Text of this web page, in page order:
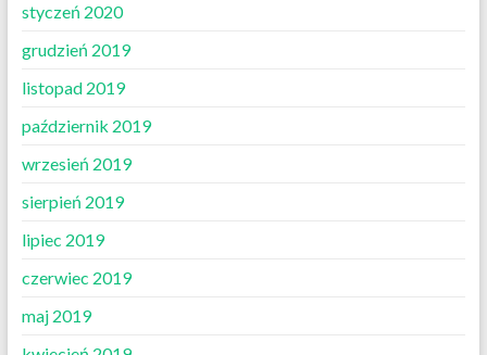
styczeń 2020
grudzień 2019
listopad 2019
październik 2019
wrzesień 2019
sierpień 2019
lipiec 2019
czerwiec 2019
maj 2019